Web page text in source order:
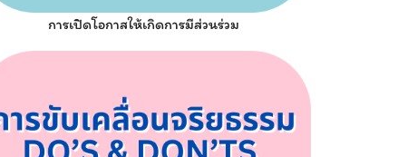
การเปิดโอกาสให้เกิดการมีส่วนร่วม